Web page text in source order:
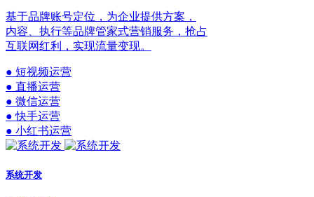
基于品牌账号定位，为企业提供方案，
内容、执行等品牌管家式营销服务，抢占
互联网红利，实现流量变现。
● 短视频运营
● 直播运营
● 微信运营
● 快手运营
● 小红书运营
系统开发